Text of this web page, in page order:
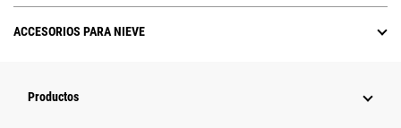
ACCESORIOS PARA NIEVE
Productos